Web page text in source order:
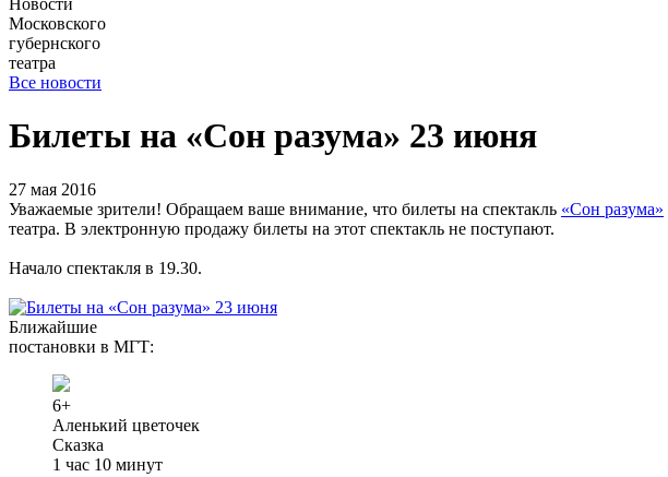
Новости
Московского
губернского
театра
Все новости
Билеты на «Сон разума» 23 июня
27 мая 2016
Уважаемые зрители! Обращаем ваше внимание, что билеты на спектакль «Сон разума»
театра. В электронную продажу билеты на этот спектакль не поступают.
Начало спектакля в 19.30.
Ближайшие
постановки в МГТ:
6+
Аленький цветочек
Сказка
1 час 10 минут